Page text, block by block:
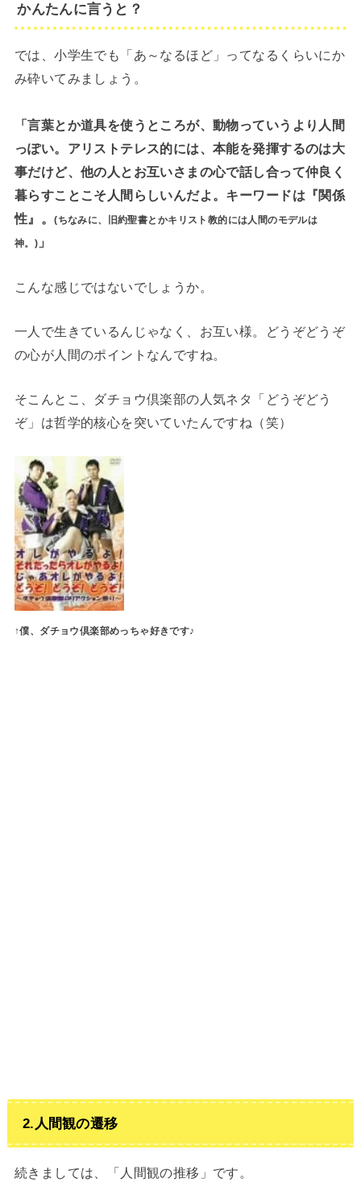
かんたんに言うと？
では、小学生でも「あ～なるほど」ってなるくらいにか
み砕いてみましょう。
「言葉とか道具を使うところが、動物っていうより人間
っぽい。アリストテレス的には、本能を発揮するのは大
事だけど、他の人とお互いさまの心で話し合って仲良く
暮らすことこそ人間らしいんだよ。キーワードは『関係
性』。(ちなみに、旧約聖書とかキリスト教的には人間のモデルは
神。) 」
こんな感じではないでしょうか。
一人で生きているんじゃなく、お互い様。どうぞどうぞ
の心が人間のポイントなんですね。
そこんとこ、ダチョウ倶楽部の人気ネタ「どうぞどう
ぞ」は哲学的核心を突いていたんですね（笑）
↑僕、ダチョウ倶楽部めっちゃ好きです♪
2.人間観の遷移
続きましては、「人間観の推移」です。